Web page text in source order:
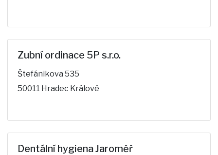
Zubní ordinace 5P s.r.o.
Štefánikova 535
50011 Hradec Králové
Dentální hygiena Jaroměř